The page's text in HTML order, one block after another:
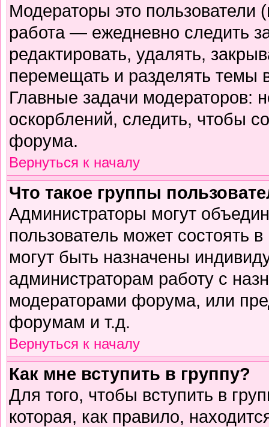
Модераторы это пользователи
работа — ежедневно следить
редактировать, удалять,
перемещать и разделять темы
Главные задачи модераторов:
оскорблений, следить, чтобы
форума.
Вернуться к началу
Что такое группы
Администраторы могут
пользователь может состоять
могут быть назначены
администраторам работу с
модераторами форума, или
форумам и т.д.
Вернуться к началу
Как мне вступить в группу?
Для того, чтобы вступить в
которая, как правило,